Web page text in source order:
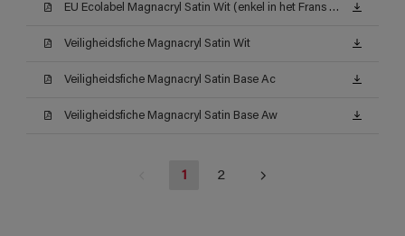
EU Ecolabel Magnacryl Satin Wit (enkel in het Frans beschikbaar)
Veiligheidsfiche Magnacryl Satin Wit
Veiligheidsfiche Magnacryl Satin Base Ac
Veiligheidsfiche Magnacryl Satin Base Aw
1 2